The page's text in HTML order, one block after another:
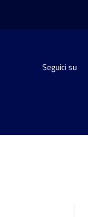
Seguici su